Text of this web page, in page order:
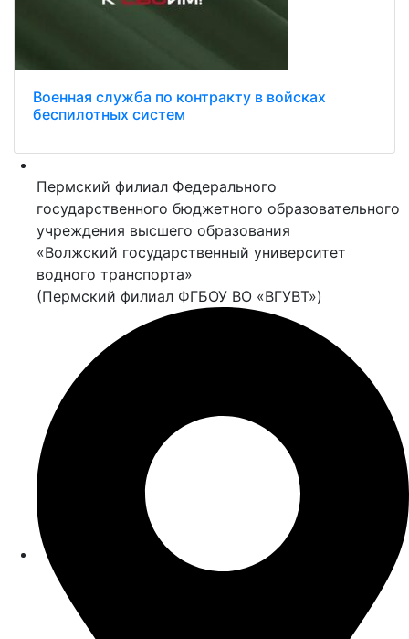
Военная служба по контракту в войсках
беспилотных систем
Пермский филиал Федерального
государственного бюджетного образовательного
учреждения высшего образования
«Волжский государственный университет
водного транспорта»
(Пермский филиал ФГБОУ ВО «ВГУВТ»)